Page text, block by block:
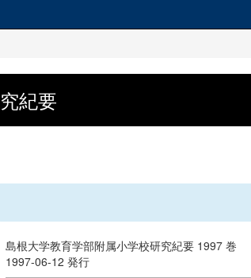
紀要
島根大学教育学部附属小学校研究紀要 1997 巻
1997-06-12 発行